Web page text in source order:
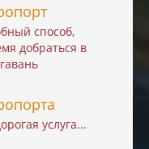
способ,
добраться в
услуга...